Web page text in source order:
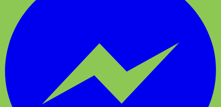
Messenger